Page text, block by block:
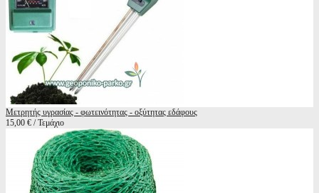
Μετρητής υγρασίας - φωτεινότητας - οξύτητας εδάφους
15,00 € / Τεμάχιο